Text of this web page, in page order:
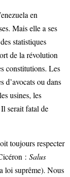
en
Mais elle a ses
statistiques
de la révolution
constitutions. Les
d’avocats ou dans
usines, les
serait fatal de
toujours respecter
: Salus
loi suprême). Nous